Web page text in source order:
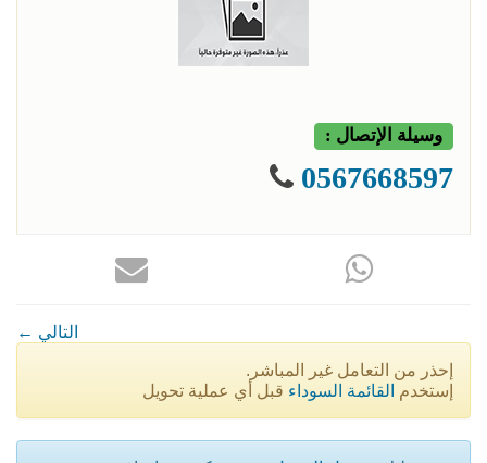
وسيلة الإتصال :
0567668597
← التالي
إحذر من التعامل غير المباشر.
إستخدم القائمة السوداء قبل أي عملية تحويل